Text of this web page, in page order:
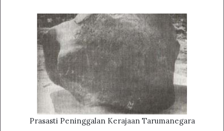
Prasasti Peninggalan Kerajaan Tarumanegara